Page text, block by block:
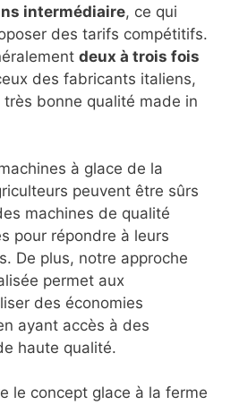
intermédiaire, ce qui
des tarifs compétitifs.
deux à trois fois
des fabricants italiens,
bonne qualité made in
à glace de la
peuvent être sûrs
machines de qualité
pour répondre à leurs
De plus, notre approche
permet aux
des économies
ayant accès à des
haute qualité.
le concept glace à la ferme